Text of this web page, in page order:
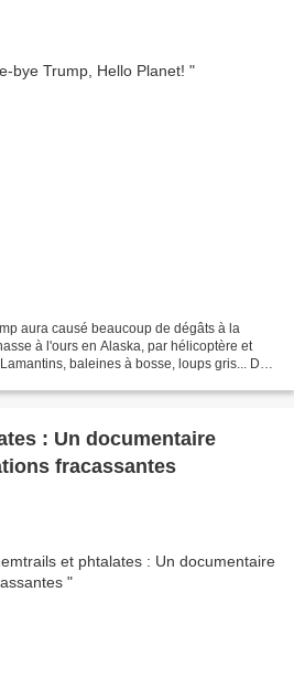
aura causé beaucoup de dégâts à la
à l'ours en Alaska, par hélicoptère et
baleines à bosse, loups gris... De
: Un documentaire
fracassantes